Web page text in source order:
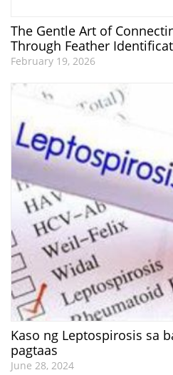
The Gentle Art of
Through Feather
February 19, 2026
Kaso ng Leptospirosis sa
pagtaas
June 28, 2024